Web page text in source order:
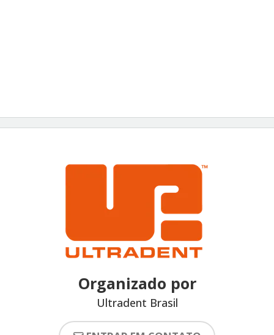
Organizado por
Ultradent Brasil